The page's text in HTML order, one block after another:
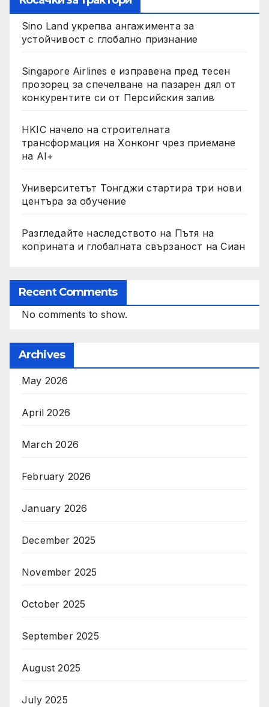
Sino Land укрепва ангажимента за
устойчивост с глобално признание
Singapore Airlines е изправена пред тесен
прозорец за спечелване на пазарен дял от
конкурентите си от Персийския залив
HKIC начело на строителната
трансформация на Хонконг чрез приемане
на AI+
Университетът Тонгджи стартира три нови
центъра за обучение
Разгледайте наследството на Пътя на
коприната и глобалната свързаност на Сиан
Recent Comments
No comments to show.
Archives
May 2026
April 2026
March 2026
February 2026
January 2026
December 2025
November 2025
October 2025
September 2025
August 2025
July 2025